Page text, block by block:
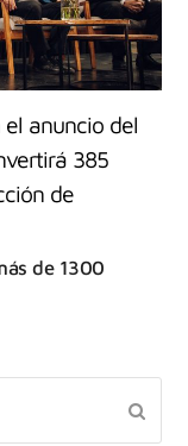
anuncio del
385
de
de 1300